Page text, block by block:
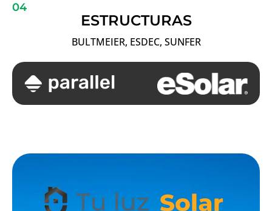
04
ESTRUCTURAS
BULTMEIER, ESDEC, SUNFER